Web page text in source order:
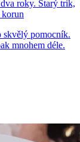
roky. Starý trik,
korun
skvělý pomocník.
mnohem déle.